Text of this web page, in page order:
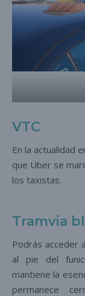
VTC
En la actualidad
que Uber se
los taxistas.
Tramvia
Podrás acceder
al pie del
mantiene la
permanece